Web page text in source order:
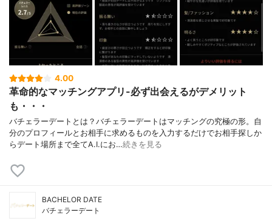
4.00
革命的なマッチングアプリ-必ず出会えるがデメリット
も・・・
バチェラーデートとは？バチェラーデートはマッチングの究極の形。自
分のプロフィールとお相手に求めるものを入力するだけでお相手探しか
らデート場所まで全てA.I.にお…続きを見る
BACHELOR DATE
バチェラーデート